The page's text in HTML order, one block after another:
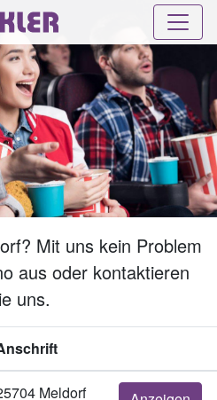
Mit uns kein Problem
aus oder kontaktieren
uns.
Meldorf